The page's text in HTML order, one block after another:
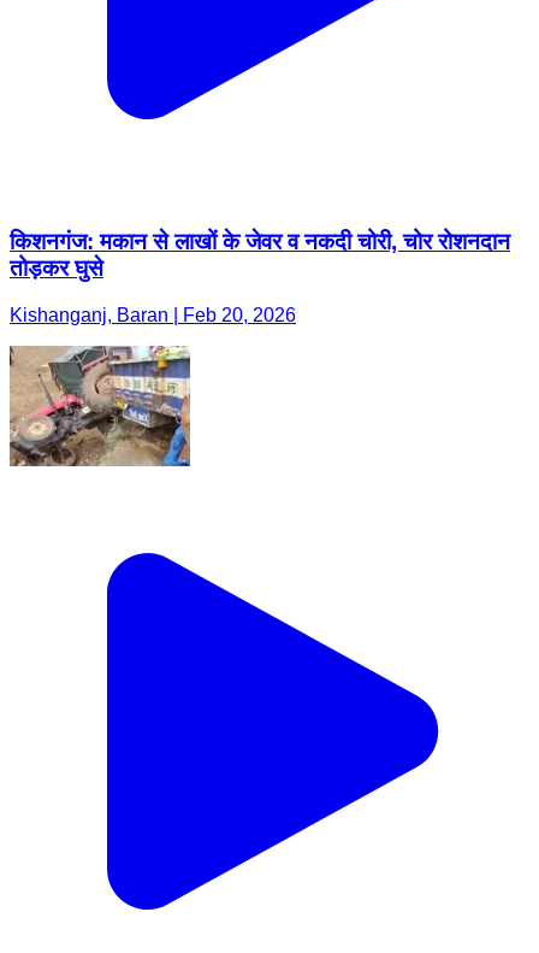
किशनगंज: मकान से लाखों के जेवर व नकदी चोरी, चोर रोशनदान
तोड़कर घुसे
Kishanganj, Baran | Feb 20, 2026